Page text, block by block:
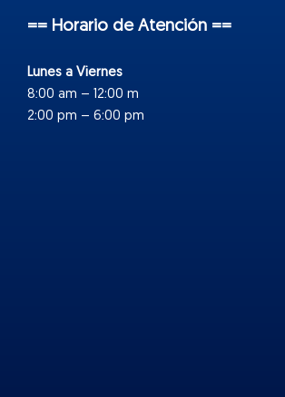
== Horario de Atención ==
Lunes a Viernes
8:00 am – 12:00 m
2:00 pm – 6:00 pm